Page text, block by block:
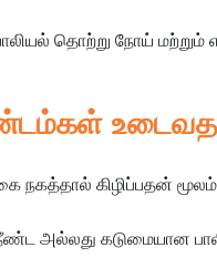
தொற்று நோய் மற்றும்
நகத்தால் கிழிப்பதன்
அல்லது கடுமையான